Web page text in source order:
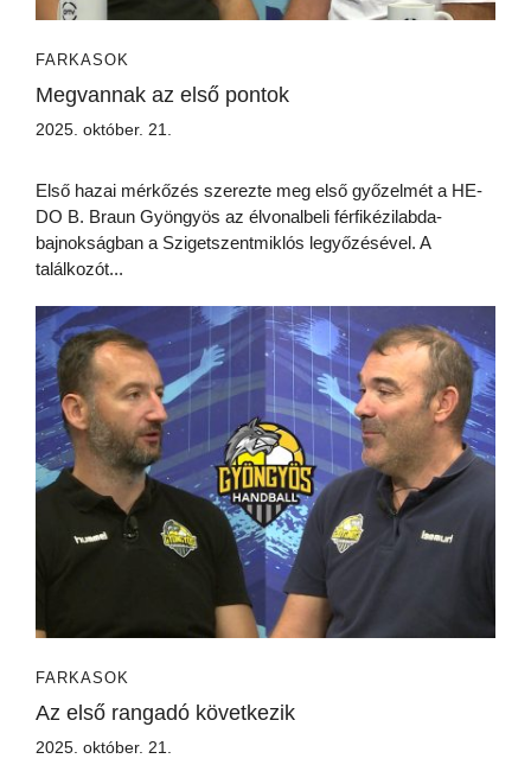
FARKASOK
Megvannak az első pontok
2025. október. 21.
Első hazai mérkőzés szerezte meg első győzelmét a HE-
DO B. Braun Gyöngyös az élvonalbeli férfikézilabda-
bajnokságban a Szigetszentmiklós legyőzésével. A
találkozót...
FARKASOK
Az első rangadó következik
2025. október. 21.